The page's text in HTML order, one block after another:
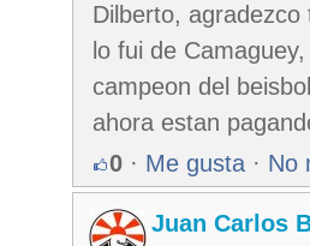
Dilberto,
lo fui de
campeon del
ahora estan
0 · Me gusta · No
Juan Carlos